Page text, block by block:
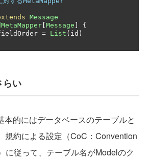
Message
Message
{
= List ( id )
らい
的にはデータベースのテーブルと
規約による設定（CoC：Convention
に従って、テーブル名がModelのク